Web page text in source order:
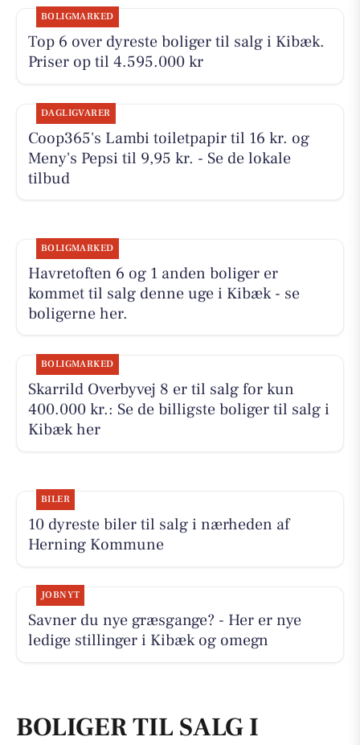
BOLIGMARKED
Top 6 over dyreste boliger til salg i Kibæk.
Priser op til 4.595.000 kr
DAGLIGVARER
Coop365's Lambi toiletpapir til 16 kr. og
Meny's Pepsi til 9,95 kr. - Se de lokale
tilbud
BOLIGMARKED
Havretoften 6 og 1 anden boliger er
kommet til salg denne uge i Kibæk - se
boligerne her.
BOLIGMARKED
Skarrild Overbyvej 8 er til salg for kun
400.000 kr.: Se de billigste boliger til salg i
Kibæk her
BILER
10 dyreste biler til salg i nærheden af
Herning Kommune
JOBNYT
Savner du nye græsgange? - Her er nye
ledige stillinger i Kibæk og omegn
BOLIGER TIL SALG I